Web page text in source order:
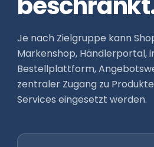
Je nach Zielgruppe kann
Markenshop, Händlerportal,
Bestellplattform,
zentraler Zugang zu
Services eingesetzt werden.